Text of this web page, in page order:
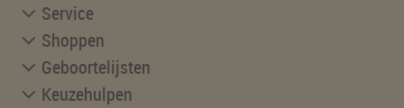
Service
Shoppen
Geboortelijsten
Keuzehulpen